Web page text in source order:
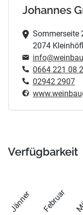
Johannes
Sommerseite
2074
0664 221 08
02942 2907
Verfügbarkeit
Jänner Februar